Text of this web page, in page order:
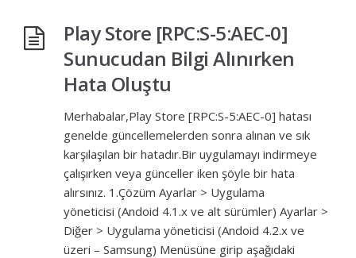
Play Store [RPC:S-5:AEC-0]
Sunucudan Bilgi Alınırken
Hata Oluştu
Merhabalar,Play Store [RPC:S-5:AEC-0] hatası
genelde güncellemelerden sonra alınan ve sık
karşılaşılan bir hatadır.Bir uygulamayı indirmeye
çalışırken veya günceller iken şöyle bir hata
alırsınız. 1.Çözüm Ayarlar > Uygulama
yöneticisi (Andoid 4.1.x ve alt sürümler) Ayarlar >
Diğer > Uygulama yöneticisi (Andoid 4.2.x ve
üzeri – Samsung) Menüsüne girip aşağıdaki